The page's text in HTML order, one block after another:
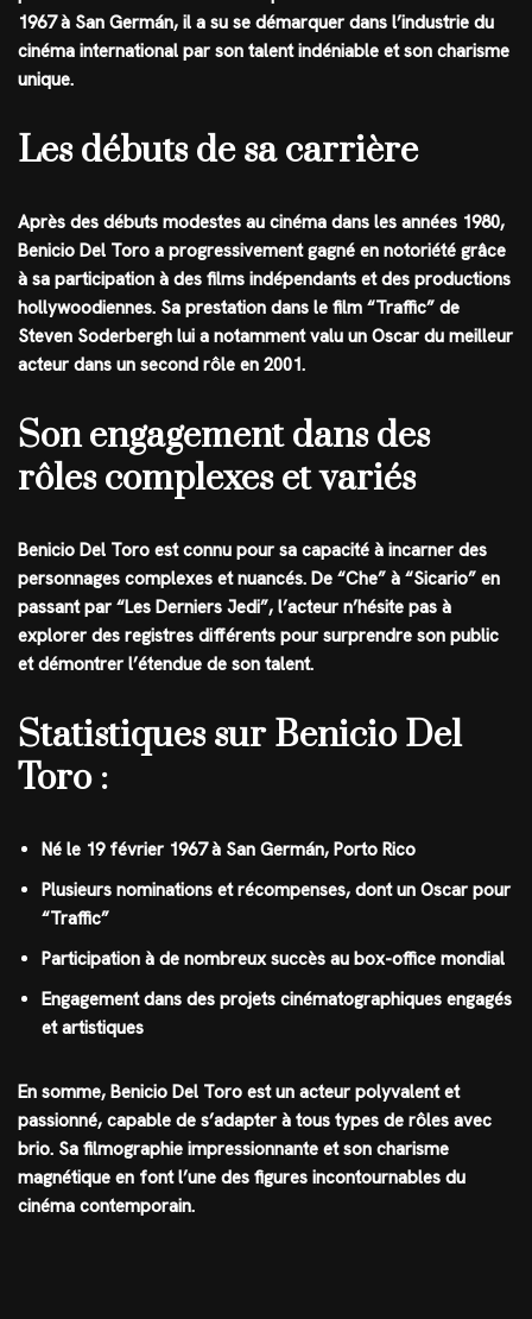
1967 à San Germán, il a su se démarquer dans l’industrie du
cinéma international par son talent indéniable et son charisme
unique.
Les débuts de sa carrière
Après des débuts modestes au cinéma dans les années 1980,
Benicio Del Toro a progressivement gagné en notoriété grâce
à sa participation à des films indépendants et des productions
hollywoodiennes. Sa prestation dans le film “Traffic” de
Steven Soderbergh lui a notamment valu un Oscar du meilleur
acteur dans un second rôle en 2001.
Son engagement dans des
rôles complexes et variés
Benicio Del Toro est connu pour sa capacité à incarner des
personnages complexes et nuancés. De “Che” à “Sicario” en
passant par “Les Derniers Jedi”, l’acteur n’hésite pas à
explorer des registres différents pour surprendre son public
et démontrer l’étendue de son talent.
Statistiques sur Benicio Del
Toro :
Né le 19 février 1967 à San Germán, Porto Rico
Plusieurs nominations et récompenses, dont un Oscar pour
“Traffic”
Participation à de nombreux succès au box-office mondial
Engagement dans des projets cinématographiques engagés
et artistiques
En somme, Benicio Del Toro est un acteur polyvalent et
passionné, capable de s’adapter à tous types de rôles avec
brio. Sa filmographie impressionnante et son charisme
magnétique en font l’une des figures incontournables du
cinéma contemporain.